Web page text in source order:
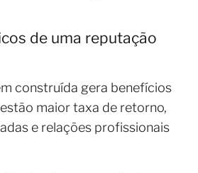
de uma reputação
construída gera benefícios
maior taxa de retorno,
e relações profissionais